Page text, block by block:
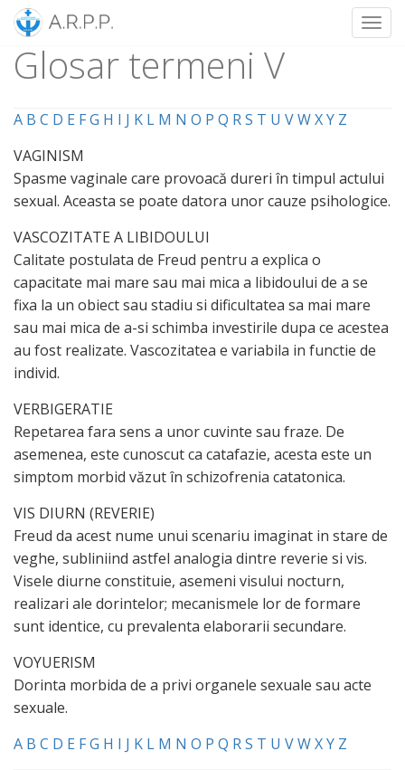
SkipGlosar termeni V
A B C D E FG H I J K L M N O P Q RS T U VWXY Z
VAGINISM
Spasme vaginale care provoacă dureri în timpul actului
sexual. Aceasta se poate datora unor cauze psihologice.
VASCOZITATE A LIBIDOULUI
Calitate postulata de Freud pentru a explica o
capacitate mai mare sau mai mica a libidoului de a se
fixa la un obiect sau stadiu si dificultatea sa mai mare
sau mai mica de a-si schimba investirile dupa ce acestea
au fost realizate. Vascozitatea e variabila in functie de
individ.
VERBIGERATIE
Repetarea fara sens a unor cuvinte sau fraze. De
asemenea, este cunoscut ca catafazie, acesta este un
simptom morbid văzut în schizofrenia catatonica.
VIS DIURN (REVERIE)
Freud da acest nume unui scenariu imaginat in stare de
veghe, subliniind astfel analogia dintre reverie si vis.
Visele diurne constituie, asemeni visului nocturn,
realizari ale dorintelor; mecanismele lor de formare
sunt identice, cu prevalenta elaborarii secundare.
VOYUERISM
Dorinta morbida de a privi organele sexuale sau acte
sexuale.
A B C D E FG H I J K L M N O P Q RS T U VWXY Z